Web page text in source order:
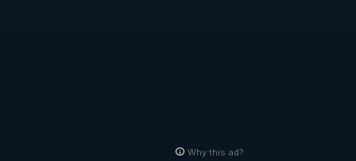
Why this ad?